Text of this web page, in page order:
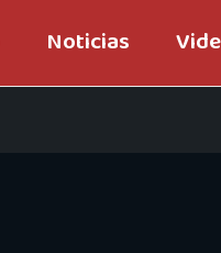
Noticias